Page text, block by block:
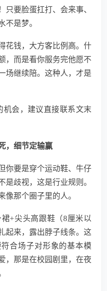
只要脸蛋扛打、会来事、
不是梦。
花钱，大方客比例高。什
，而是看你服务完他愿不
场继续陪。这种人，才是
会，建议直接联系文末
，细节定输赢
你要是穿个运动鞋、牛仔
是歧视，这是行业规则。
像那个圈子里的人。
+尖头高跟鞋（8厘米以
起来，露出脖子线条。这
合场子对形象的基本模
，那是在校园剧里，在夜